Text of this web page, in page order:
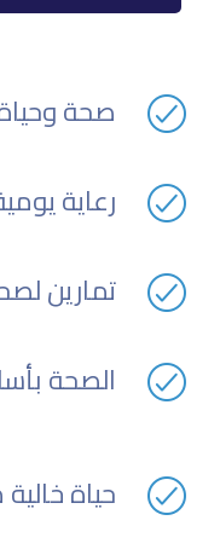
صحة
رعاية
تمارين
الصحة
حياة